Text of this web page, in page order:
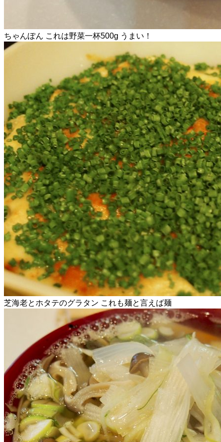
ちゃんぽん これは野菜一杯500g うまい！
芝海老とホタテのグラタン これも麺と言えば麺